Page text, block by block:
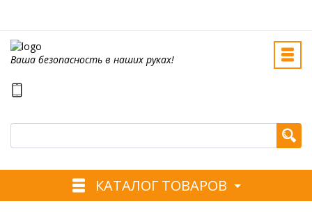
Ваша безопасность в наших руках!
КАТАЛОГ ТОВАРОВ